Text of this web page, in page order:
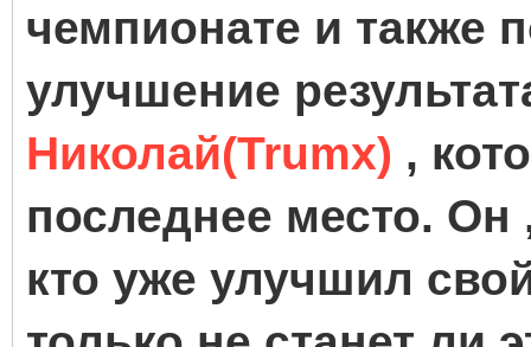
чемпионате и также
улучшение
Николай(Trumx) ,
последнее место. Он
кто уже улучшил